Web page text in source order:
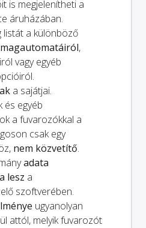
is megjelenítheti a
áruházában.
listát a különböző
,
vagy egyéb
a sajátjai.
és egyéb
a fuvarozókkal a
csak egy
nem közvetítő.
adata
lesz a
szoftverében.
ugyanolyan
attól, melyik fuvarozót